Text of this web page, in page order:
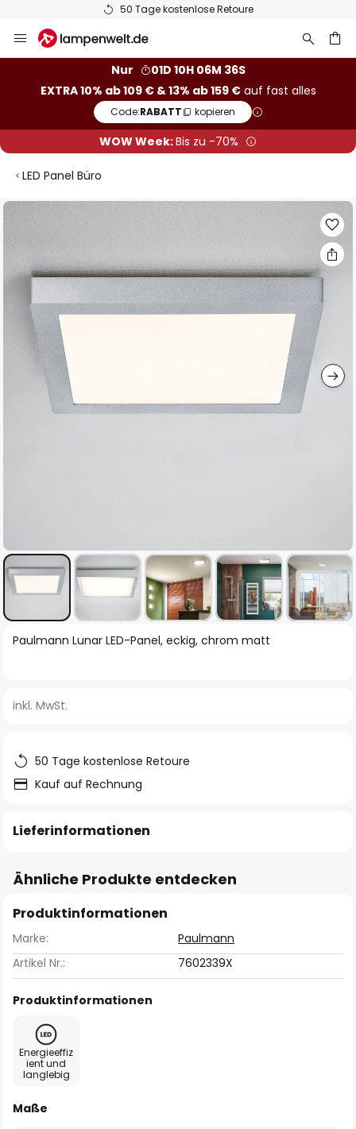
50 Tage kostenlose Retoure
Inhalt
Nur
01D 10H 06M 36S
EXTRA 10% ab 109 € & 13% ab 159 €auf fast alles
Code:RABATT kopieren
WOW Week:Bis zu -70%
LED Panel Büro
Zum
Bildgalerie
Zum
springen
Paulmann Lunar LED-Panel, eckig, chrom matt
inkl. MwSt.
50 Tage kostenlose Retoure
Kauf auf Rechnung
Lieferinformationen
Ähnliche Produkte entdecken
Produktinformationen
Marke:
Paulmann
Artikel Nr.:
7602339X
Produktinformationen
Energieeffiz
ient und
langlebig
Maße